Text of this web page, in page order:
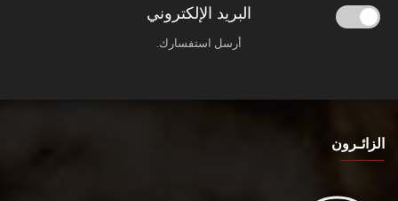
البريد الإلكتروني
أرسل استفسارك.
الزائـرون